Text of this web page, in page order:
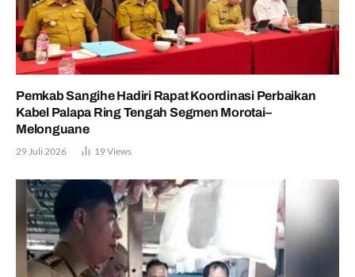
Pemkab Sangihe Hadiri Rapat Koordinasi Perbaikan
Kabel Palapa Ring Tengah Segmen Morotai–
Melonguane
29 Juli 2026 19Views